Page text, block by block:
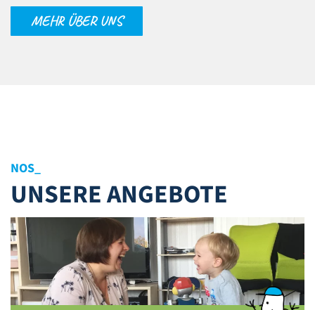
MEHR ÜBER UNS
NOS SERVI
UNSERE ANGEBOTE